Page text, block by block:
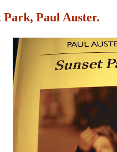
Park, Paul Auster.